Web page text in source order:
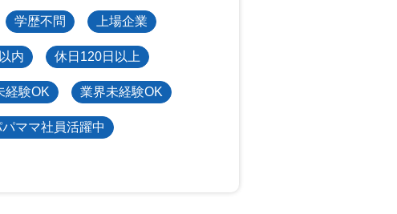
学歴不問 上場企業
内 休日120日以上
経験OK 業界未経験OK
ママ社員活躍中